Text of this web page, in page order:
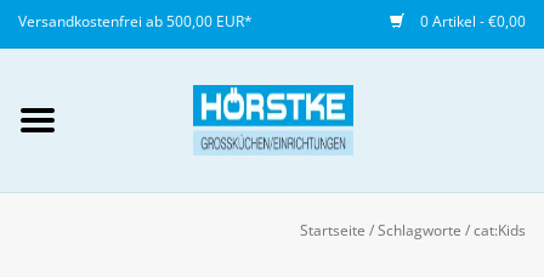
Versandkostenfrei ab 500,00 EUR* 0 Artikel - €0,00
anlegen
Startseite /Schlagworte /cat:Kids